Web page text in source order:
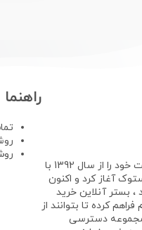
فروشگاه لپ تاپ استوک فعالیت خود را از سال 1392 با
آغاز کرد و اکنون
بستر آنلاین خرید
کرده تا بتوانند از
مجموعه دسترسی